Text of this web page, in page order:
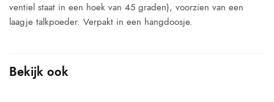
ventiel staat in een hoek van 45 graden), voorzien van een
laagje talkpoeder. Verpakt in een hangdoosje.
Bekijk ook